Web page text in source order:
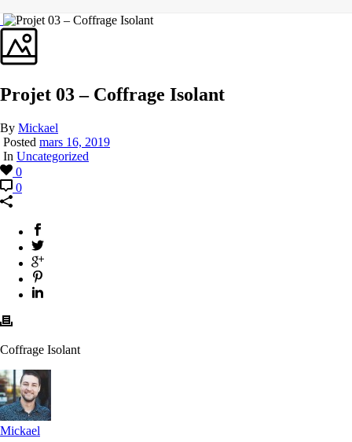
Projet 03 – Coffrage Isolant
By Mickael
Posted mars 16, 2019
In Uncategorized
0
0
Coffrage Isolant
Mickael